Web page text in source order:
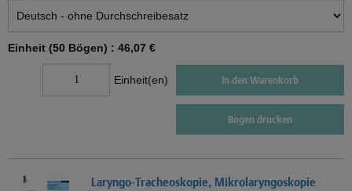
Einheit (50 Bögen) : 46,07 €
Einheit(en) In den Warenkorb
Bogen drucken
Laryngo-Tracheoskopie, Mikrolaryngoskopie